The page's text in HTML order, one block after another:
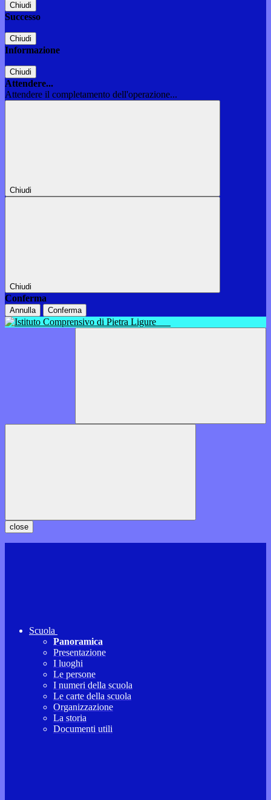
Chiudi
Successo
Chiudi
Informazione
Chiudi
Attendere...
Attendere il completamento dell'operazione...
Chiudi
Chiudi
Conferma
Annulla Conferma
close
Scuola
Panoramica
Presentazione
I luoghi
Le persone
I numeri della scuola
Le carte della scuola
Organizzazione
La storia
Documenti utili